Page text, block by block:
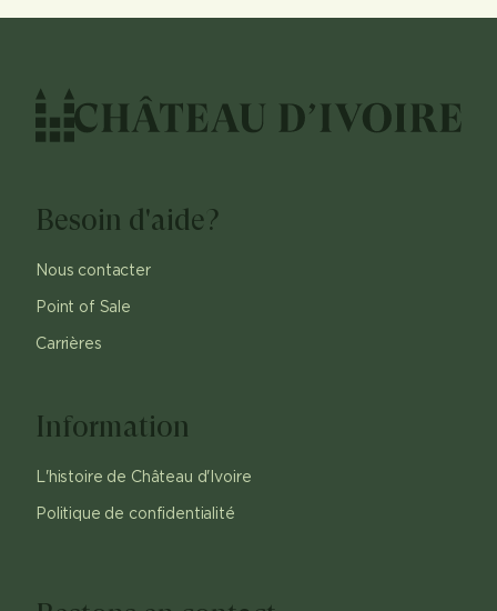
Besoin d'aide?
Nous contacter
Point of Sale
Carrières
Information
L'histoire de Château d'Ivoire
Politique de confidentialité